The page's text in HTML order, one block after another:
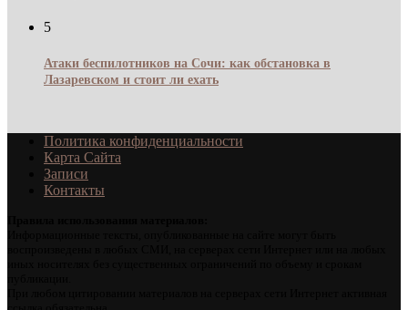
5
Атаки беспилотников на Сочи: как обстановка в
Лазаревском и стоит ли ехать
Политика конфиденциальности
Карта Сайта
Записи
Контакты